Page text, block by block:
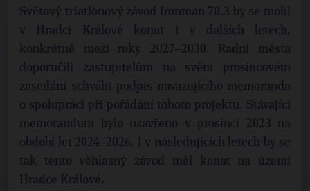
Světový triatlonový závod Ironman 70.3 by se mohl
v Hradci Králové konat i v dalších letech,
konkrétně mezi roky 2027–2030. Radní města
doporučili zastupitelům na svém prosincovém
zasedání schválit podpis navazujícího memoranda
o spolupráci při pořádání tohoto projektu. Stávající
memorandum bylo uzavřeno v prosinci 2023 na
období let 2024–2026. I v následujících letech by se
tak tento věhlasný závod měl konat na území
Hradce Králové.